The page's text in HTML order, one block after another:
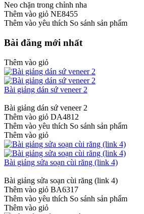
Neo chặn trong chỉnh nha
Thêm vào giỏ NE8455
Thêm vào yêu thích So sánh sản phẩm
Bài đăng mới nhất
Thêm vào giỏ
Bài giảng dán sứ veneer 2
Bài giảng dán sứ veneer 2
Thêm vào giỏ DA4812
Thêm vào yêu thích So sánh sản phẩm
Thêm vào giỏ
Bài giảng sửa soạn cùi răng (link 4)
Bài giảng sửa soạn cùi răng (link 4)
Thêm vào giỏ BA6317
Thêm vào yêu thích So sánh sản phẩm
Thêm vào giỏ